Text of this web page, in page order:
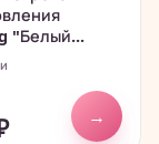
"Белый...
→